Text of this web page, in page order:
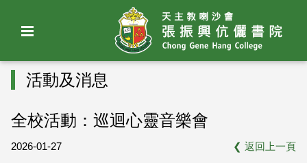
活動及消息
全校活動：巡迴心靈音樂會
2026-01-27 ❮ 返回上一頁